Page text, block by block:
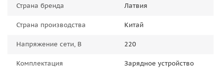
Страна бренда Латвия
Страна производства Китай
Напряжение сети, В 220
Комплектация
Зарядное устройство